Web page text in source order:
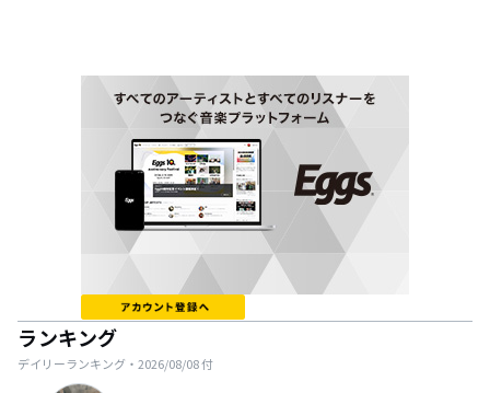
ランキング
デイリーランキング・ 2026/08/08付